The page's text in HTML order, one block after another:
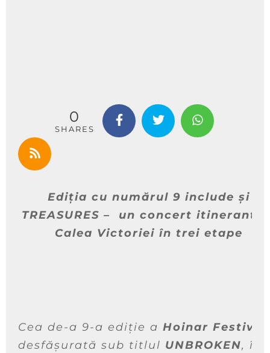
0
SHARES
Ediția cu numărul 9 include și
TREASURES – un concert itinerant
Calea Victoriei în trei etape
Cea de-a 9-a ediție a Hoinar Festival
desfășurată sub titlul UNBROKEN, își